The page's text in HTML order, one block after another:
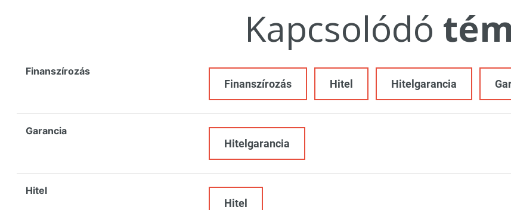
Kapcsolódó
Finanszírozás
Finanszírozás Hitel Hitelgarancia
Garancia
Hitelgarancia
Hitel
Hitel